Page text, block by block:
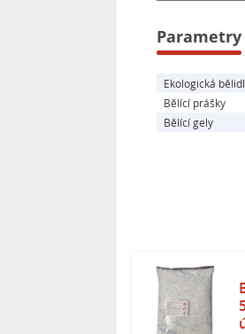
Parametry
Ekologická
Bělící prášky
Bělící gely